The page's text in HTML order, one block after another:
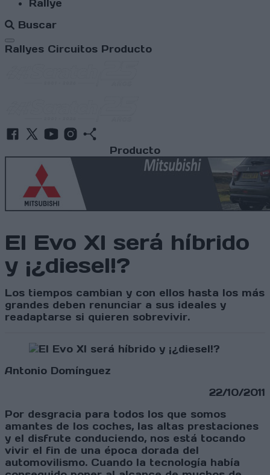
Rallye
Buscar
Abrir menú
Rallyes Circuitos Producto
Producto
El Evo XI será híbrido
y ¡¿diesel!?
Los tiempos cambian y con ellos hasta los más
grandes deben renunciar a sus ideales y
readaptarse si quieren sobrevivir.
Antonio Domínguez
22/10/2011
Por desgracia para todos los que somos
amantes de los coches, las altas prestaciones
y el disfrute conduciendo, nos está tocando
vivir el fin de una época dorada del
automovilismo. Cuando la tecnología había